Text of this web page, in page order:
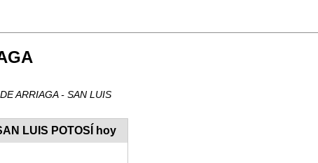
ARRIAGA - SAN LUIS
LUIS POTOSÍ hoy